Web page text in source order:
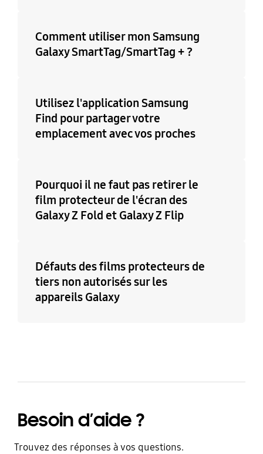
Comment utiliser mon Samsung
Galaxy SmartTag/SmartTag + ?
Utilisez l'application Samsung
Find pour partager votre
emplacement avec vos proches
Pourquoi il ne faut pas retirer le
film protecteur de l'écran des
Galaxy Z Fold et Galaxy Z Flip
Défauts des films protecteurs de
tiers non autorisés sur les
appareils Galaxy
Besoin d’aide ?
Trouvez des réponses à vos questions.